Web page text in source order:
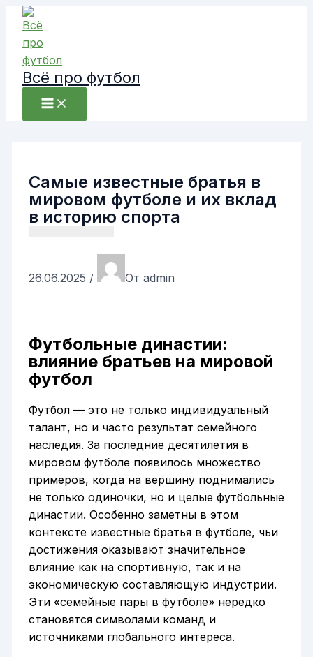
Перейти
содержимому
Всё про футбол
Самые известные братья в
мировом футболе и их вклад
в историю спорта
26.06.2025 / От admin
Футбольные династии:
влияние братьев на мировой
футбол
Футбол — это не только индивидуальный
талант, но и часто результат семейного
наследия. За последние десятилетия в
мировом футболе появилось множество
примеров, когда на вершину поднимались
не только одиночки, но и целые футбольные
династии. Особенно заметны в этом
контексте известные братья в футболе, чьи
достижения оказывают значительное
влияние как на спортивную, так и на
экономическую составляющую индустрии.
Эти «семейные пары в футболе» нередко
становятся символами команд и
источниками глобального интереса.